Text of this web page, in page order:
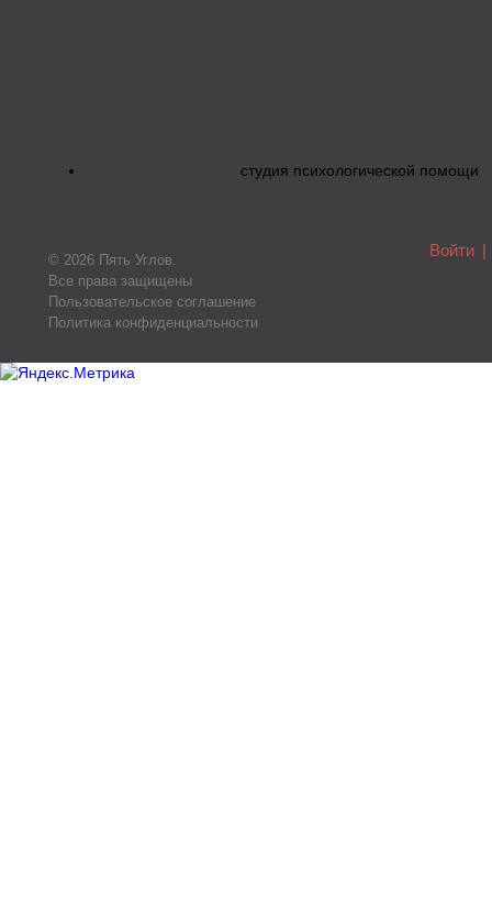
студия психологической помощи
© 2026 Пять Углов.
Все права защищены
Пользовательское соглашение
Политика конфиденциальности
Войти